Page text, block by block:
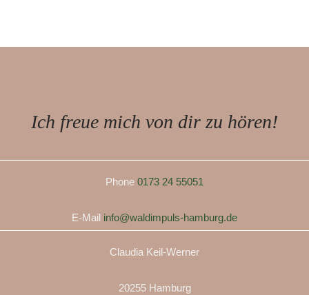
Ich freue mich von dir zu hören!
Phone 0173 24 55051
E-Mail info@waldimpuls-hamburg.de
Claudia Keil-Werner
20255 Hamburg